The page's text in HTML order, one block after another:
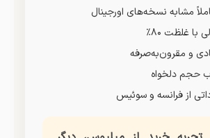
مشابه نسخه‌های اورجینال
با غلظت ۸۰٪
و مقرون‌به‌صرفه
حجم دلخواه
از فرانسه و سوئیس